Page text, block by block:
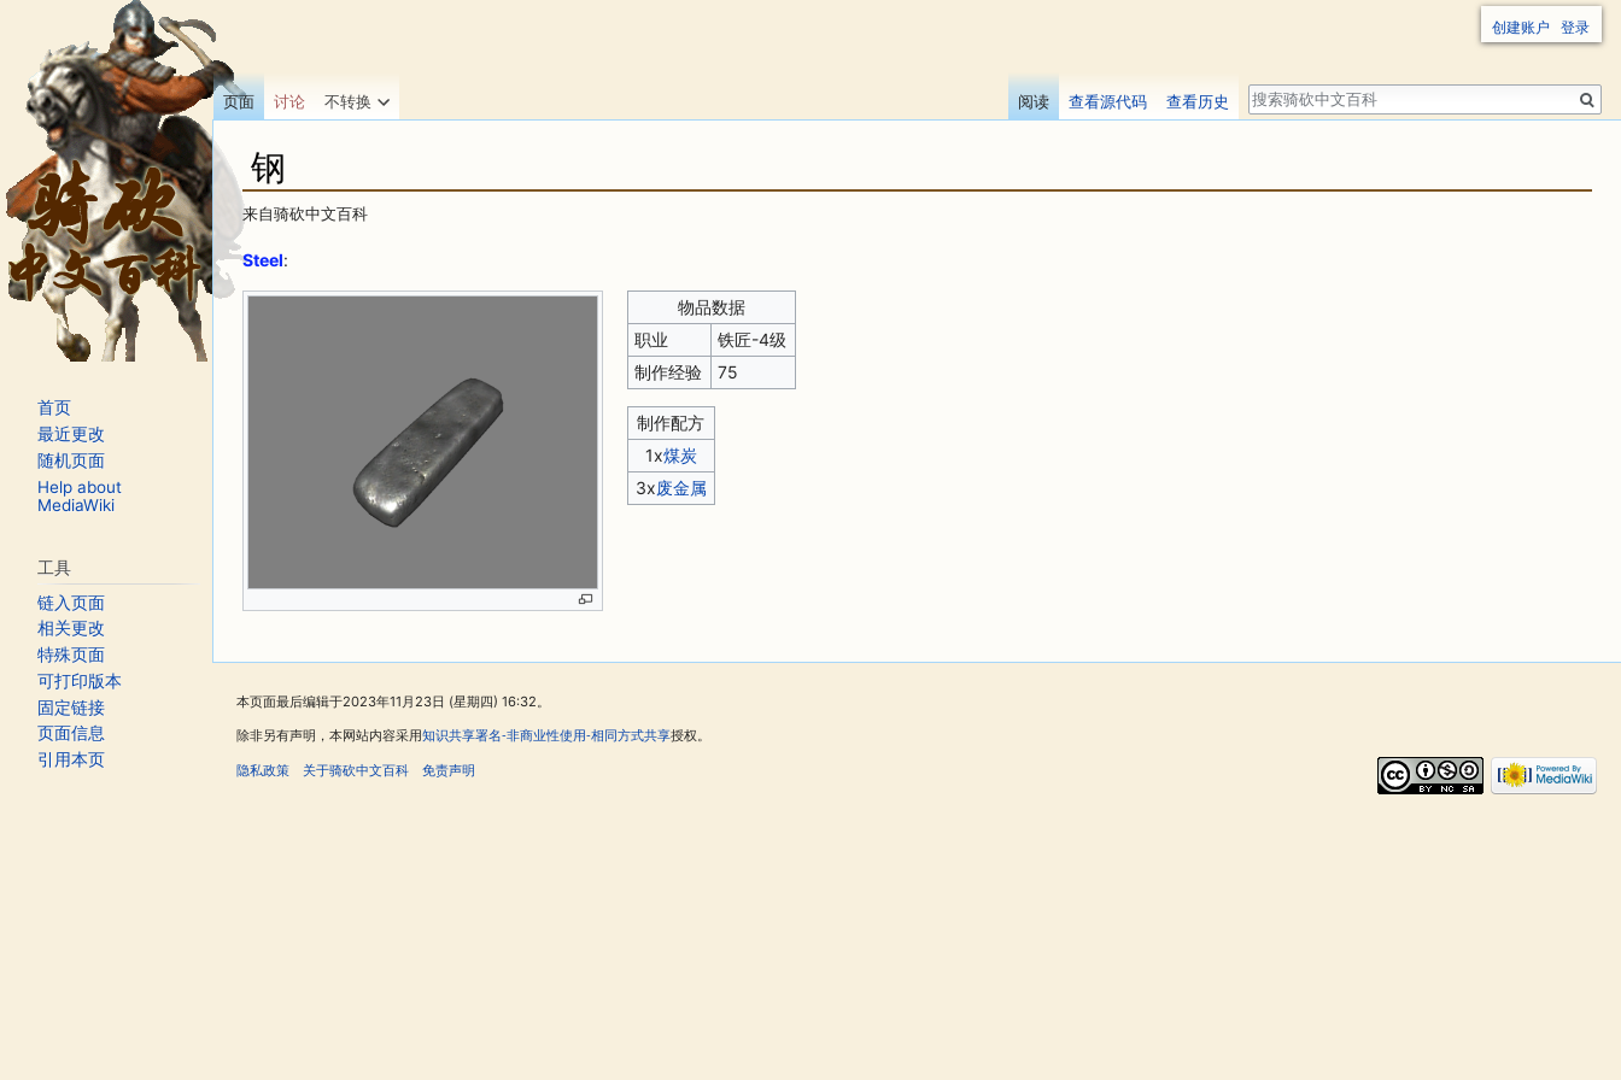
钢
来自骑砍中文百科
跳转至：
Steel:
物品数据
职业
铁匠-4级
制作经验
75
制作配方
1x煤炭
3x废金属
创建账户 登录
页面 讨论 不转换 阅读 查看源代码 查看历史
搜
索
首页
最近更改
随机页面
Help about
MediaWiki
工具
链入页面
相关更改
特殊页面
可打印版本
固定链接
页面信息
引用本页
本页面最后编辑于2023年11月23日 (星期四) 16:32。
除非另有声明，本网站内容采用知识共享署名-非商业性使用-相同方式共享授权。
隐私政策 关于骑砍中文百科 免责声明